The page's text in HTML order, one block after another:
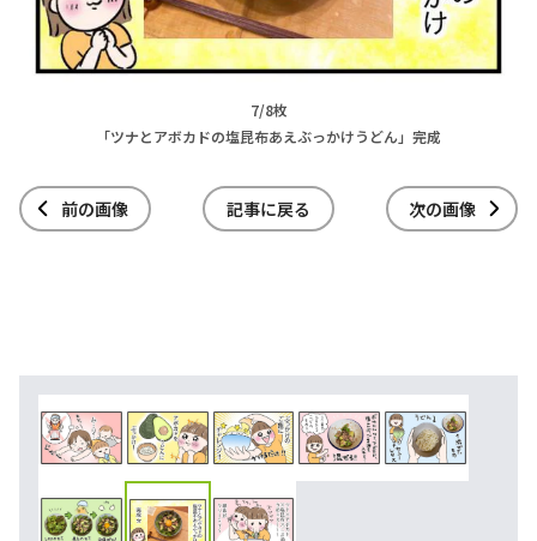
7/8枚
「ツナとアボカドの塩昆布あえぶっかけうどん」完成
前の画像 記事に戻る 次の画像